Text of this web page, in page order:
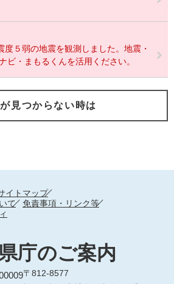
５弱の地震を観測しました。地震・
ビ・まもるくんを活用ください。
見つからない時は
イトマップ
て
免責事項・リンク等
庁のご案内
〒812-8577